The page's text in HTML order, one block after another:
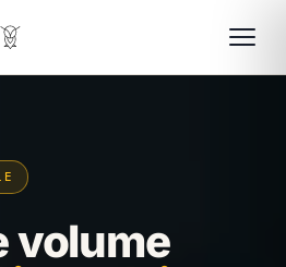
volume